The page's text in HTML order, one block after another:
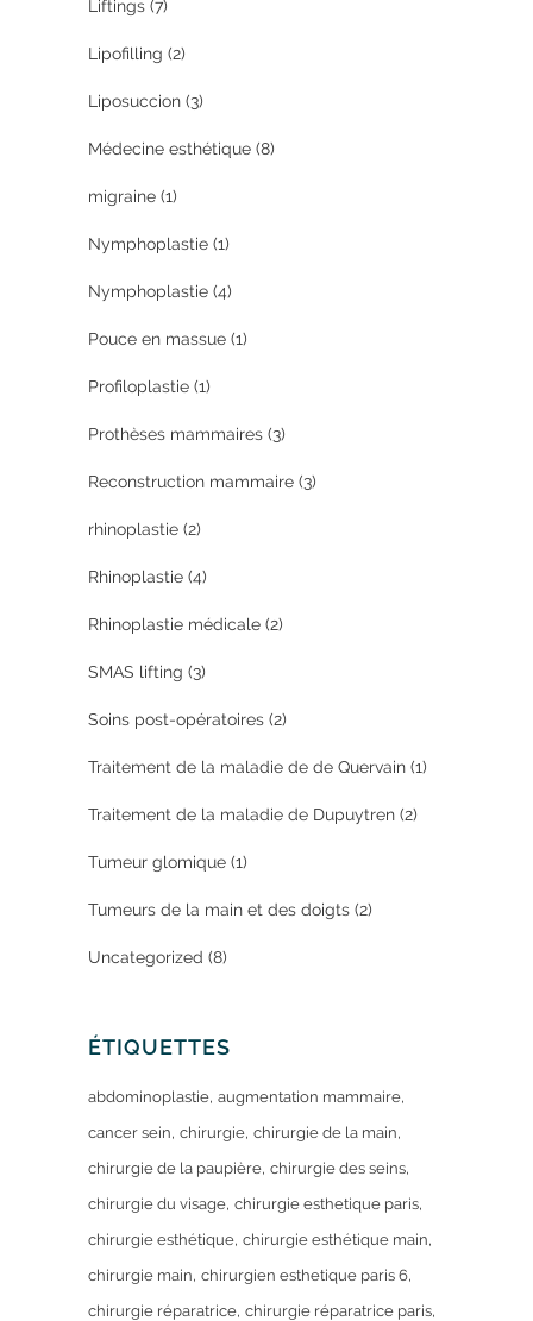
Liftings (7)
Lipofilling (2)
Liposuccion (3)
Médecine esthétique (8)
migraine (1)
Nymphoplastie (1)
Nymphoplastie (4)
Pouce en massue (1)
Profiloplastie (1)
Prothèses mammaires (3)
Reconstruction mammaire (3)
rhinoplastie (2)
Rhinoplastie (4)
Rhinoplastie médicale (2)
SMAS lifting (3)
Soins post-opératoires (2)
Traitement de la maladie de de Quervain (1)
Traitement de la maladie de Dupuytren (2)
Tumeur glomique (1)
Tumeurs de la main et des doigts (2)
Uncategorized (8)
ÉTIQUETTES
abdominoplastie augmentation mammaire
cancer sein chirurgie chirurgie de la main
chirurgie de la paupière chirurgie des seins
chirurgie du visage chirurgie esthetique paris
chirurgie esthétique chirurgie esthétique main
chirurgie main chirurgien esthetique paris 6
chirurgie réparatrice chirurgie réparatrice paris